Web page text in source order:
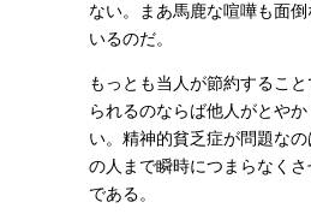
ない。まあ馬鹿な喧嘩も面
いるのだ。
もっとも当人が節約するこ
られるのならば他人がとや
い。精神的貧乏症が問題な
の人まで瞬時につまらなく
である。